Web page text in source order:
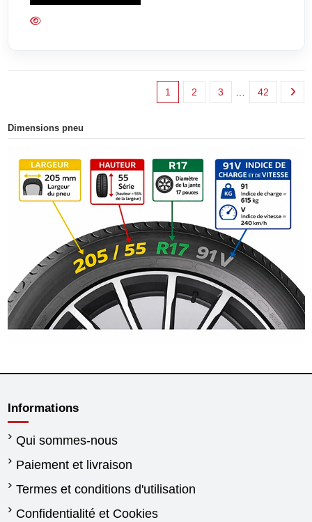
1 2 3 42
Dimensions pneu
Informations
Qui sommes-nous
Paiement et livraison
Termes et conditions d'utilisation
Confidentialité et Cookies